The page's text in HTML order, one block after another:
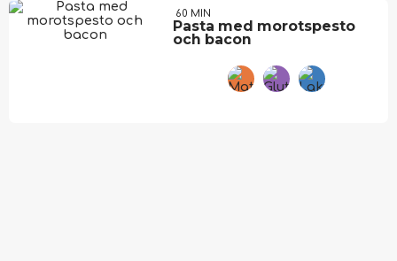
60 MIN
Pasta med morotspesto
och bacon